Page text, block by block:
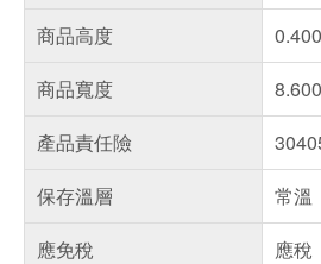
商品高度
商品寬度
產品責任險
保存溫層
常溫
應免稅
應稅